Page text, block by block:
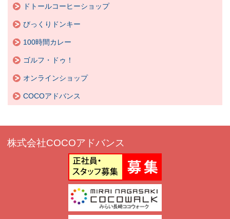
ドトールコーヒーショップ
びっくりドンキー
100時間カレー
ゴルフ・ドゥ！
オンラインショップ
COCOアドバンス
株式会社COCOアドバンス